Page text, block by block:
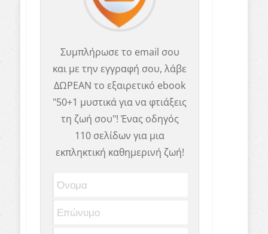
Συμπλήρωσε το email σου
και με την εγγραφή σου, λάβε
ΔΩΡΕΑΝ το εξαιρετικό ebook
"50+1 μυστικά για να φτιάξεις
τη ζωή σου"! Ένας οδηγός
110 σελίδων για μια
εκπληκτική καθημερινή ζωή!